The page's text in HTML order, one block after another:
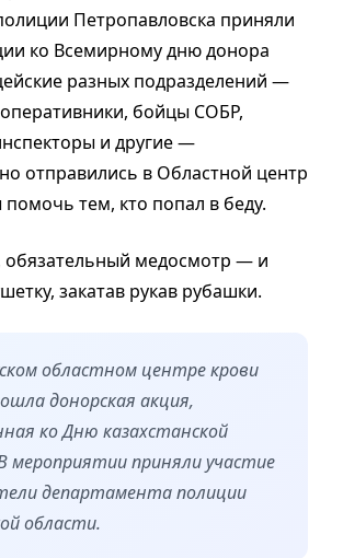
Петропавловска приняли
ко Всемирному дню донора
разных подразделений —
бойцы СОБР,
и другие —
отправились в Областной центр
тем, кто попал в беду.
обязательный медосмотр — и
закатав рукав рубашки.
областном центре крови
донорская акция,
ко Дню казахстанской
мероприятии приняли участие
департамента полиции
области.